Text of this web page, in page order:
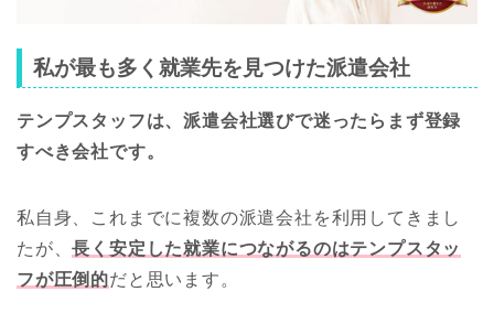
私が最も多く就業先を見つけた派遣会社
テンプスタッフは、派遣会社選びで迷ったらまず登録
すべき会社です。
私自身、これまでに複数の派遣会社を利用してきまし
たが、長く安定した就業につながるのはテンプスタッ
フが圧倒的だと思います。